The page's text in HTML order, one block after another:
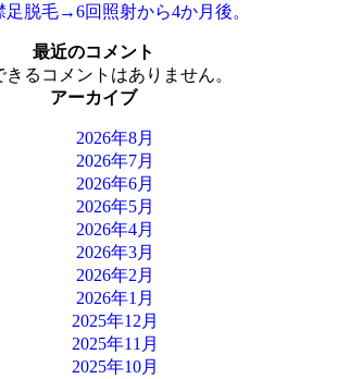
足脱毛→6回照射から4か月後。
最近のコメント
きるコメントはありません。
アーカイブ
2026年8月
2026年7月
2026年6月
2026年5月
2026年4月
2026年3月
2026年2月
2026年1月
2025年12月
2025年11月
2025年10月